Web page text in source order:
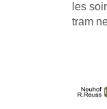
les
tram